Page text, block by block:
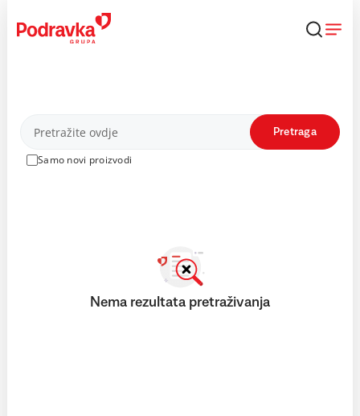
content
Proizvodi
Samo novi proizvodi
Pretraga
Nema rezultata pretraživanja